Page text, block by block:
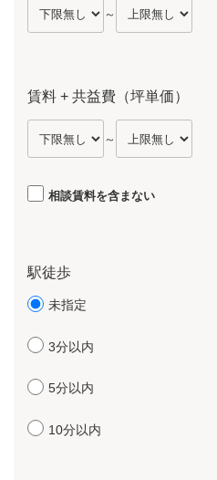
～
賃料 + 共益費（坪単価）
～
相談賃料を含まない
駅徒歩
未指定
3分以内
5分以内
10分以内